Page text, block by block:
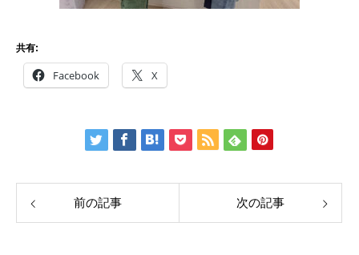
共有:
Facebook X
前の記事 次の記事